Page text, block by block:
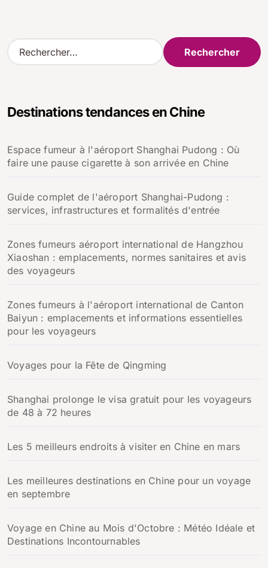
R
e
r
e
r
Destinations tendances en Chine
Espace fumeur à l'aéroport Shanghai Pudong : Où
faire une pause cigarette à son arrivée en Chine
Guide complet de l'aéroport Shanghai-Pudong :
services, infrastructures et formalités d'entrée
Zones fumeurs aéroport international de Hangzhou
Xiaoshan : emplacements, normes sanitaires et avis
des voyageurs
Zones fumeurs à l'aéroport international de Canton
Baiyun : emplacements et informations essentielles
pour les voyageurs
Voyages pour la Fête de Qingming
Shanghai prolonge le visa gratuit pour les voyageurs
de 48 à 72 heures
Les 5 meilleurs endroits à visiter en Chine en mars
Les meilleures destinations en Chine pour un voyage
en septembre
Voyage en Chine au Mois d'Octobre : Météo Idéale et
Destinations Incontournables